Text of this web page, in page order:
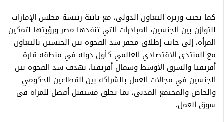
كما بحثت وزيرة التعاون الدولي، مع نائبة رئيسة مجلس الإمارات
للتوازن بين الجنسين، المبادرات التي تنفذها مصر ورؤيتها لتمكين
المرأة، إلى جانب إطلاق محفز سد الفجوة بين الجنسين بالتعاون
مع المنتدى الاقتصادي العالمي كأول دولة في منطقة قارة
أفريقيا والشرق الأوسط وشمال أفريقيا، بهدف سد الفجوة بين
الجنسين في مجالات العمل بالشراكة بين القطاعين الحكومي
والخاص والمجتمع المدني، بما يخلق مستقبل أفضل للمراة في
سوق العمل.